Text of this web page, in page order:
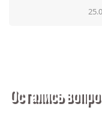
Остались